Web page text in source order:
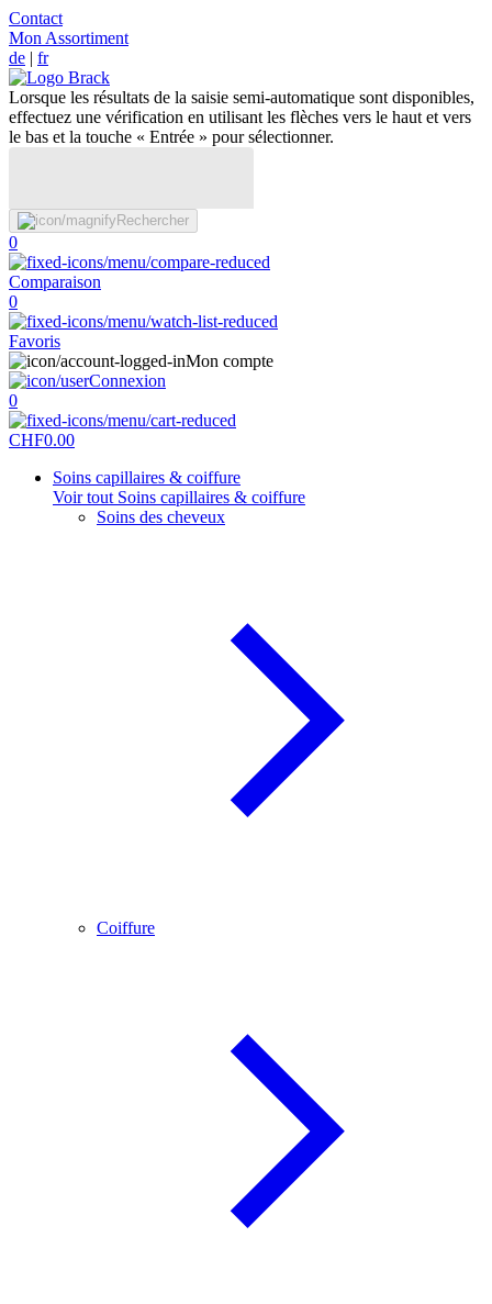
Contact
Mon Assortiment
de | fr
Lorsque les résultats de la saisie semi-automatique sont disponibles,
effectuez une vérification en utilisant les flèches vers le haut et vers
le bas et la touche « Entrée » pour sélectionner.
Rechercher
0
Comparaison
0
Favoris
Mon compte
Connexion
0
CHF0.00
Soins capillaires & coiffure
Voir tout Soins capillaires & coiffure
Soins des cheveux
Coiffure